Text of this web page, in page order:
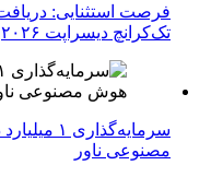
تک‌کرانچ دیسراپت ۲۰۲۶
مصنوعی ناور